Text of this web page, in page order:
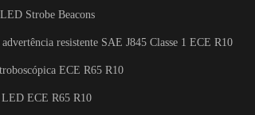
Strobe Beacons
resistente SAE J845 Classe 1 ECE R10
ECE R65 R10
LED ECE R65 R10